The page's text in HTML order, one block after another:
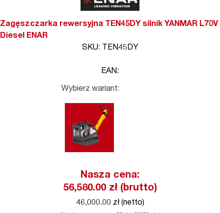
Zagęszczarka rewersyjna TEN45DY silnik YANMAR L70V
Diesel ENAR
SKU: TEN45DY
EAN:
Wybierz wariant:
Nasza cena:
56,580.00zł (brutto)
46,000.00 zł (netto)